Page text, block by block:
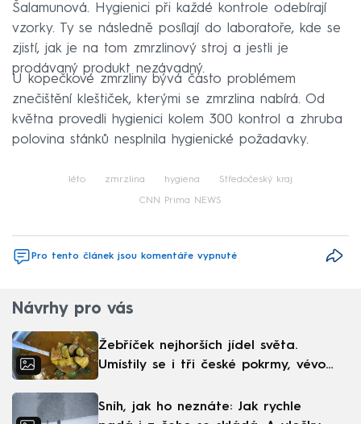
Šalamunová. Hygienici při každé kontrole odebírají
vzorky. Ty se následně posílají do laboratoře, kde se
zjistí, jak je na tom zmrzlinový stroj a jestli je
prodávaný produkt nezávadný.
U kopečkové zmrzliny bývá často problémem
znečištění kleštiček, kterými se zmrzlina nabírá. Od
května provedli hygienici kolem 300 kontrol a zhruba
polovina stánků nesplnila hygienické požadavky.
léto zmrzlina hygiena Středočeský kraj
CNN Prima NEWS
Pro tento článek jsou komentáře vypnuté
Návrhy pro vás
Žebříček nejhorších jídel světa.
Umístily se i tři české pokrmy, vévodí
Sníh, jak ho neznáte: Jak rychle